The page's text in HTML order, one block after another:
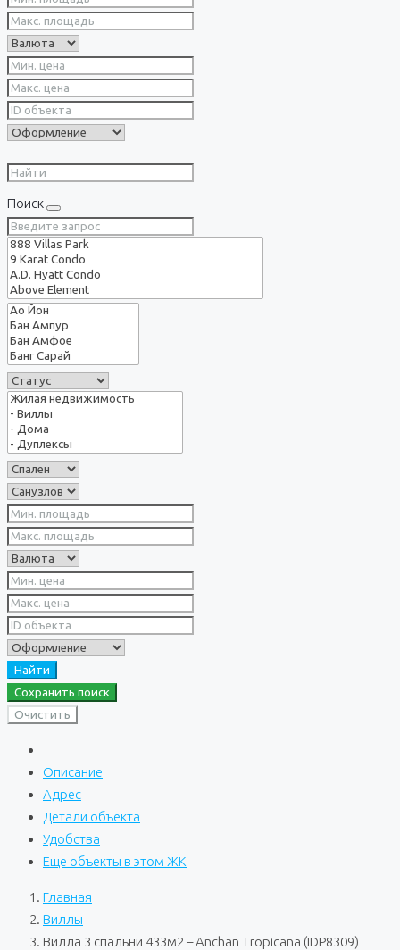
Поиск
Найти
Сохранить поиск
Очистить
Описание
Адрес
Детали объекта
Удобства
Еще объекты в этом ЖК
Главная
Виллы
Вилла 3 спальни 433м2 – Anchan Tropicana (IDP8309)